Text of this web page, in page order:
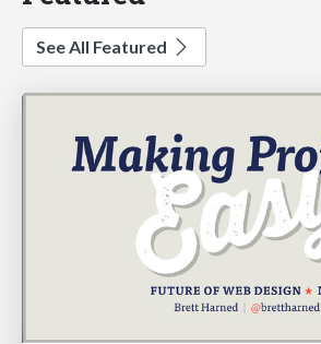
See All Featured